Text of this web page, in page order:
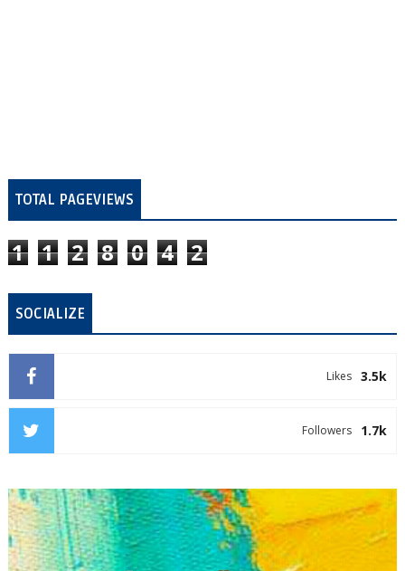
TOTAL PAGEVIEWS
1 1 2 8 0 4 2
SOCIALIZE
3.5k
Likes
1.7k
Followers